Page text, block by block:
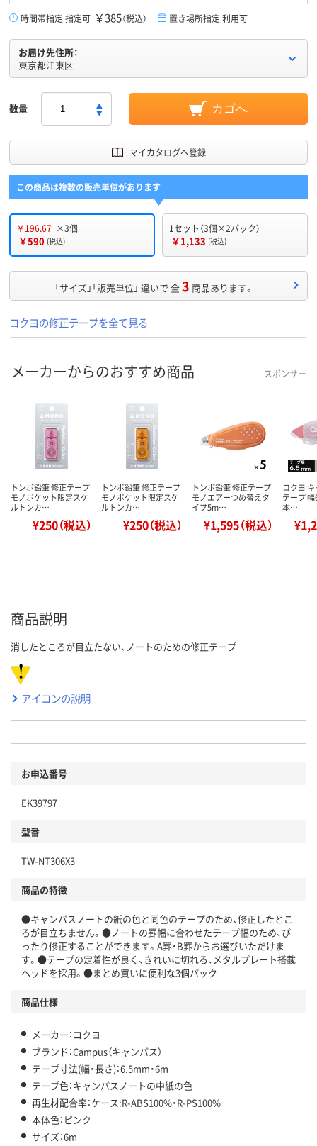
時間帯指定 指定可 ￥385（税込） 置き場所指定 利用可
お届け先住所：
東京都江東区
数量 カゴへ
マイカタログへ登録
この商品は複数の販売単位があります
￥196.67 ×3個
￥590 (税込)
1セット（3個×2パック）
￥1,133 (税込)
「サイズ」「販売単位」 違いで 全3 商品あります。
コクヨの修正テープを全て見る
メーカーからのおすすめ商品 スポンサー
トンボ鉛筆 修正テープ
モノポケット限定スケ
ルトンカ…
¥250（税込）
トンボ鉛筆 修正テープ
モノポケット限定スケ
ルトンカ…
¥250（税込）
トンボ鉛筆 修正テープ
モノエアーつめ替えタ
イプ5m…
¥1,595（税込）
コクヨ
テープ
本…
商品説明
消したところが目立たない、ノートのための修正テープ
アイコンの説明
お申込番号
EK39797
型番
TW-NT306X3
商品の特徴
●キャンパスノートの紙の色と同色のテープのため、修正したとこ
ろが目立ちません。●ノートの罫幅に合わせたテープ幅のため、ぴ
ったり修正することができます。A罫・B罫からお選びいただけま
す。●テープの定着性が良く、きれいに切れる、メタルプレート搭載
ヘッドを採用。●まとめ買いに便利な3個パック
商品仕様
メーカー：コクヨ
ブランド：Campus（キャンパス）
テープ寸法(幅・長さ)：6.5mm・6m
テープ色：キャンパスノートの中紙の色
再生材配合率：ケース:R-ABS100%・R-PS100%
本体色：ピンク
サイズ：6m